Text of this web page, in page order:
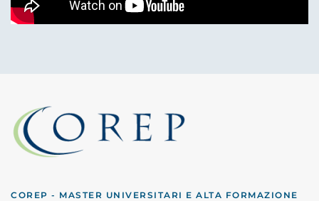
COREP - MASTER UNIVERSITARI E ALTA FORMAZIONE